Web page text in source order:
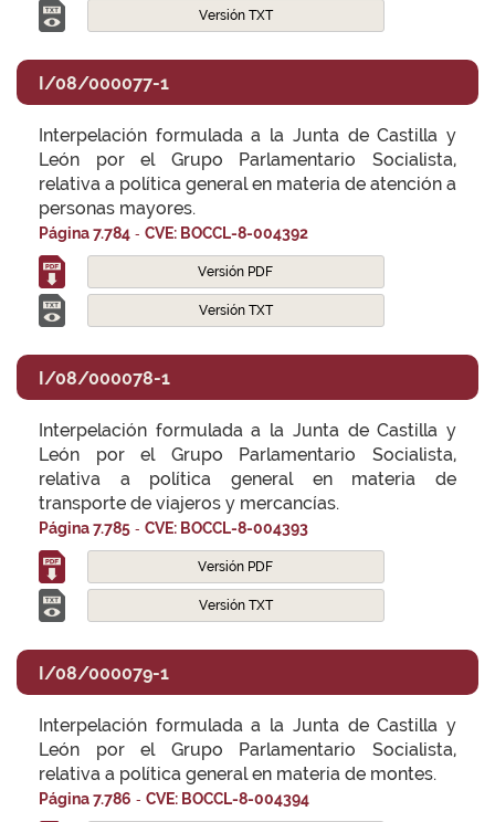
Versión TXT
I/08/000077-1
Interpelación formulada a la Junta de Castilla y
León por el Grupo Parlamentario Socialista,
relativa a política general en materia de atención a
personas mayores.
Página 7.784 - CVE: BOCCL-8-004392
Versión PDF
Versión TXT
I/08/000078-1
Interpelación formulada a la Junta de Castilla y
León por el Grupo Parlamentario Socialista,
relativa a política general en materia de
transporte de viajeros y mercancías.
Página 7.785 - CVE: BOCCL-8-004393
Versión PDF
Versión TXT
I/08/000079-1
Interpelación formulada a la Junta de Castilla y
León por el Grupo Parlamentario Socialista,
relativa a política general en materia de montes.
Página 7.786 - CVE: BOCCL-8-004394